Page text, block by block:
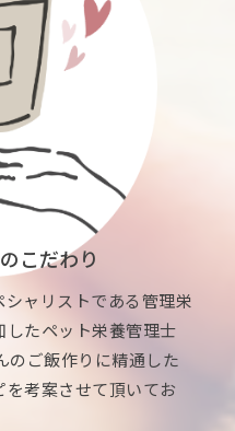
こだわり
ャリストである管理栄
たペット栄養管理士
のご飯作りに精通した
考案させて頂いてお